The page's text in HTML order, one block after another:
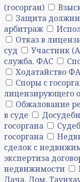
(госорган)
Защита
арбитраж
Отказ в
суд
Участник
служба. ФАС
Ходатайство
Споры с
лицензирующего
Обжалование
в суде
госоргана
госоргана
сделок с
экспертиза
недвижимости
Дача. Дом.